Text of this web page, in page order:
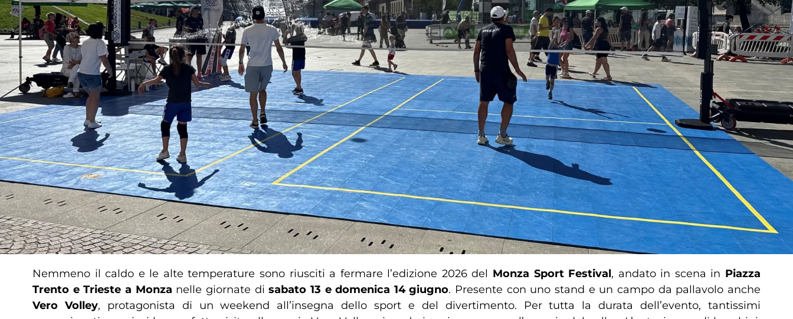
Nemmeno il caldo e le alte temperature sono riusciti a fermare l’edizione 2026 del Monza Sport Festival, andato in scena in Piazza
Trento e Trieste a Monza nelle giornate disabato 13 e domenica 14 giugno. Presente con uno stand e un campo da pallavolo anche
Vero Volley, protagonista di un weekend all’insegna dello sport e del divertimento. Per tutta la durata dell’evento, tantissimi